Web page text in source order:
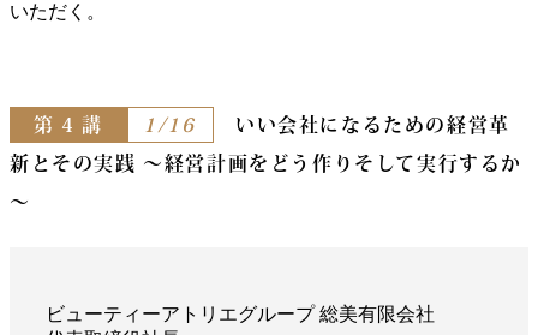
いただく。
第 4 講 1/16
いい会社になるための経営革
新とその実践 ～経営計画をどう作りそして実行するか
～
ビューティーアトリエグループ 総美有限会社